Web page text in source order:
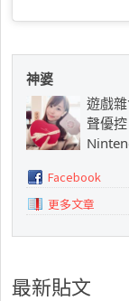
神婆
遊戲
聲優
Facebook
更多文章
最新貼文